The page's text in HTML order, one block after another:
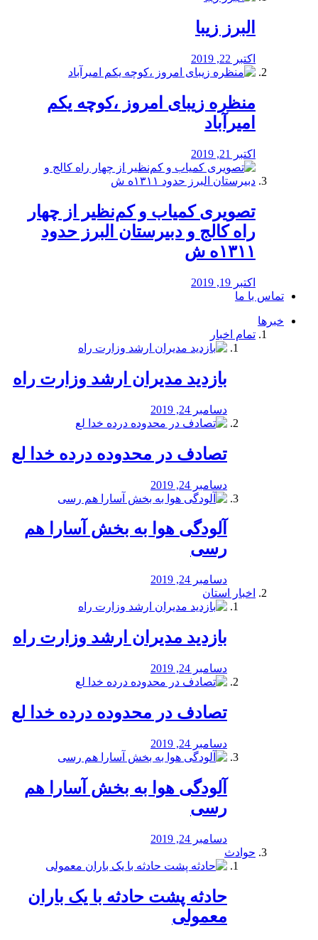
البرز زیبا
اکتبر 22, 2019
منظره‌‌ زیبای امروز ،کوچه یکم
امیرآباد
اکتبر 21, 2019
️تصویری کمیاب و کم‌نظیر از چهار
راه كالج و دبيرستان البرز حدود
۱۳۱۱ه ش
اکتبر 19, 2019
تماس با ما
خبرها
تمام اخبار
بازدید مدیران ارشد وزارت راه
دسامبر 24, 2019
تصادف در محدوده درده خدا لع
دسامبر 24, 2019
آلودگی هوا به بخش آسارا هم
رسی
دسامبر 24, 2019
اخبار استان
بازدید مدیران ارشد وزارت راه
دسامبر 24, 2019
تصادف در محدوده درده خدا لع
دسامبر 24, 2019
آلودگی هوا به بخش آسارا هم
رسی
دسامبر 24, 2019
حوادث
️حادثه پشت حادثه با یک باران
معمولی